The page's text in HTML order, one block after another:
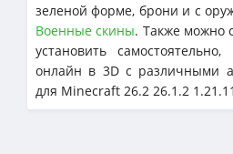
зеленой форме, брони и с
Военные скины. Также можно
установить
онлайн в 3D с различными
для Minecraft 26.2 26.1.2